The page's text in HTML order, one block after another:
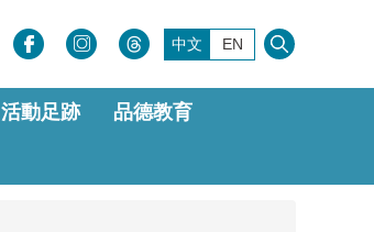
中文 EN
活動足跡 品德教育